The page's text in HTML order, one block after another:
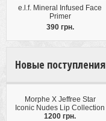
e.l.f. Mineral Infused Face
Primer
390 грн.
Новые поступления
Morphe X Jeffree Star
Iconic Nudes Lip Collection
1200 грн.